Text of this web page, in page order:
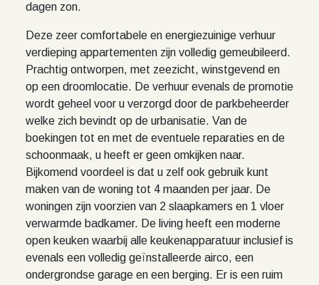
dagen zon.
Deze zeer comfortabele en energiezuinige verhuur
verdieping appartementen zijn volledig gemeubileerd.
Prachtig ontworpen, met zeezicht, winstgevend en
op een droomlocatie. De verhuur evenals de promotie
wordt geheel voor u verzorgd door de parkbeheerder
welke zich bevindt op de urbanisatie. Van de
boekingen tot en met de eventuele reparaties en de
schoonmaak, u heeft er geen omkijken naar.
Bijkomend voordeel is dat u zelf ook gebruik kunt
maken van de woning tot 4 maanden per jaar. De
woningen zijn voorzien van 2 slaapkamers en 1 vloer
verwarmde badkamer. De living heeft een moderne
open keuken waarbij alle keukenapparatuur inclusief is
evenals een volledig geïnstalleerde airco, een
ondergrondse garage en een berging. Er is een ruim